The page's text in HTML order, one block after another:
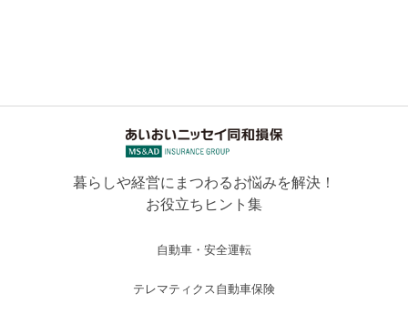
暮らしや経営にまつわるお悩みを解決！
お役立ちヒント集
自動車・安全運転
テレマティクス自動車保険